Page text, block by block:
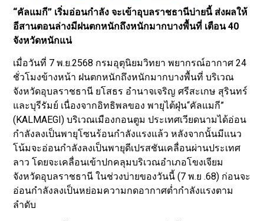
“คัลแมกี” เริ่มอ่อนกำลัง จะเข้าอุบลราชธานีบ่ายนี้ ส่งผลให้
อีสานตอนล่างมีฝนตกหนักถึงหนักมากบางพื้นที่ เตือน 40
จังหวัดหนักแน่
เมื่อวันที่ 7 พ.ย.2568 กรมอุตุนิยมวิทยา พยากรณ์อากาศ 24
ชั่วโมงข้างหน้า ฝนตกหนักถึงหนักมากบางพื้นที่ บริเวณ
จังหวัดอุบลราชธานี ยโสธร อำนาจเจริญ ศรีสะเกษ สุรินทร์
และบุรีรัมย์ เนื่องจากอิทธิพลของ พายุไต้ฝุ่น“คัลแมกี”
(KALMAEGI) บริเวณเมืองกอนตูม ประเทศเวียดนามได้อ่อน
กำลังลงเป็นพายุโซนร้อนกำลังแรงแล้ว หลังจากนั้นมีแนว
โน้มจะอ่อนกำลังลงเป็นพายุดีเปรสชันเคลื่อนผ่านประเทศ
ลาว โดยจะเคลื่อนเข้าปกคลุมบริเวณอำเภอโขงเจียม
จังหวัดอุบลราชธานี ในช่วงบ่ายของวันนี้ (7 พ.ย .68) ก่อนจะ
อ่อนกำลังลงเป็นหย่อมความกดอากาศต่ำกำลังแรงตาม
ลำดับ